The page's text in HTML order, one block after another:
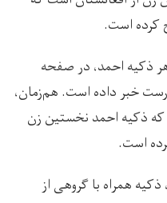
کرده است.
ذکیه احمد، در صفحه
خبر داده است. هم‌زمان،
که ذکیه احمد نخستین زن
است.
همراه با گروهی از